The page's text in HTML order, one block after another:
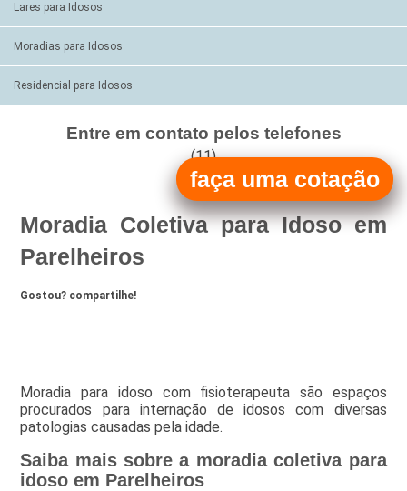
Lares para Idosos
Moradias para Idosos
Residencial para Idosos
Entre em contato pelos telefones
(11)
(11)
Moradia Coletiva para Idoso em
Parelheiros
Gostou? compartilhe!
Moradia para idoso com fisioterapeuta são espaços
procurados para internação de idosos com diversas
patologias causadas pela idade.
Saiba mais sobre a moradia coletiva para
idoso em Parelheiros
faça uma cotação